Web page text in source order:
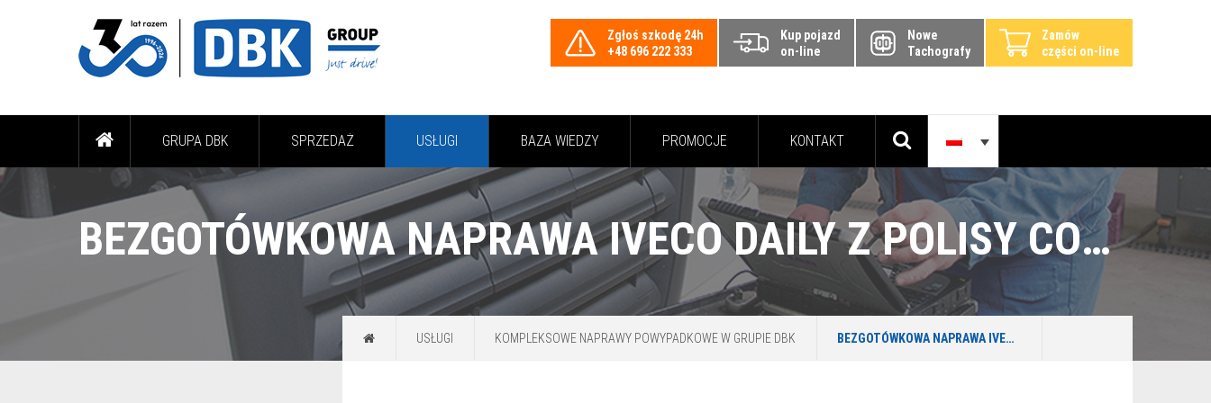
Zgłoś szkodę 24h
+48 696 222 333
Kup pojazd
on-line
Nowe
Tachografy
Zamów
części on-line
GRUPA DBK SPRZEDAŻ USŁUGI BAZA WIEDZY PROMOCJE KONTAKT
BEZGOTÓWKOWA NAPRAWA IVECO DAILY Z POLISY COMPENSA W NIEPRUSZEWIE
USŁUGI KOMPLEKSOWE NAPRAWY POWYPADKOWE W GRUPIE DBK BEZGOTÓWKOWA NAPRAWA IVECO DAILY Z POLISY COMPENSA W NIEPRUSZEWIE